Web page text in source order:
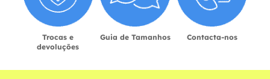
Trocas e
devoluções
Guia de Tamanhos Contacta-nos